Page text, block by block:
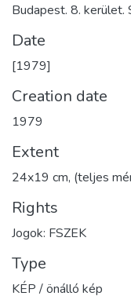
Budapest. 8. kerület.
Date
[1979]
Creation date
1979
Extent
24x19 cm, (teljes
Rights
Jogok: FSZEK
Type
KÉP / önálló kép